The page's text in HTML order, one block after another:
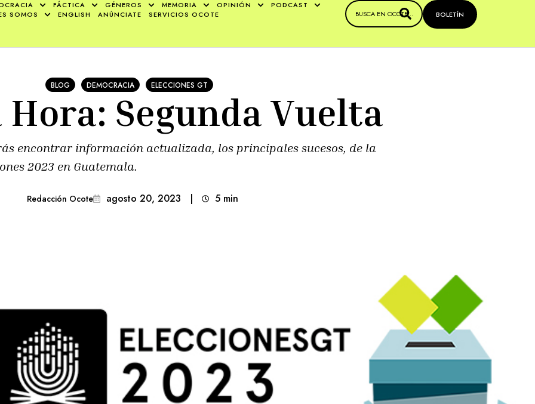
FÁCTICA GÉNEROS MEMORIA OPINIÓN
PODCAST
SOMOS
ENGLISH ANÚNCIATE SERVICIOS OCOTE BOLETÍN
BLOG DEMOCRACIA ELECCIONES GT
Segunda Vuelta
encontrar información actualizada, los principales sucesos, de la
2023 en Guatemala.
Redacción Ocote agosto 20, 2023 | 5 min